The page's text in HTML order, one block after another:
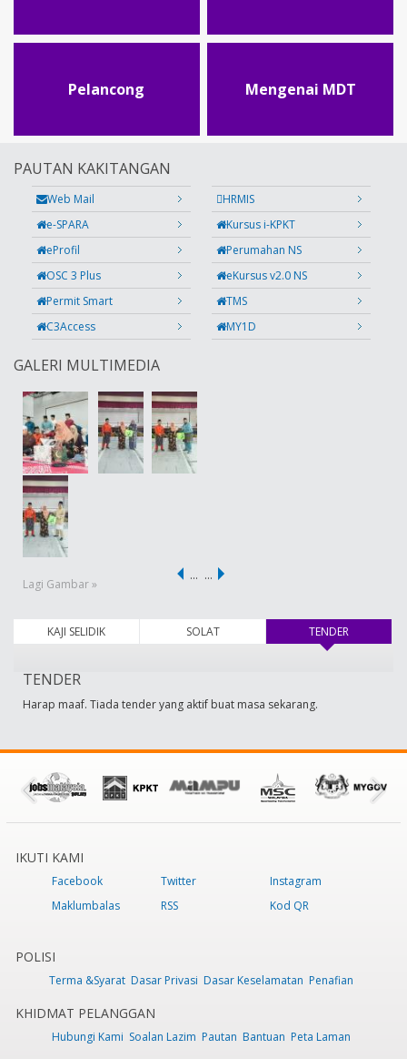
Pelancong Mengenai MDT
PAUTAN KAKITANGAN
Web Mail
HRMIS
e-SPARA
Kursus i-KPKT
eProfil
Perumahan NS
OSC 3 Plus
eKursus v2.0 NS
Permit Smart
TMS
C3Access
MY1D
GALERI MULTIMEDIA
Lagi Gambar »
… …
KAJI SELIDIK SOLAT TENDER
TENDER
Harap maaf. Tiada tender yang aktif buat masa sekarang.
IKUTI KAMI
Facebook Twitter
Instagram
Maklumbalas
RSS Kod QR
POLISI
Terma &Syarat Dasar Privasi Dasar Keselamatan Penafian
KHIDMAT PELANGGAN
Hubungi Kami Soalan Lazim Pautan Bantuan Peta Laman